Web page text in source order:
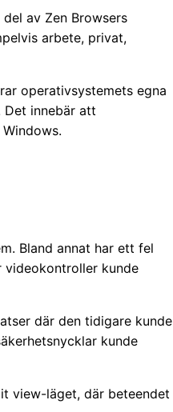
av Zen Browsers
arbete, privat,
operativsystemets egna
innebär att
Bland annat har ett fel
videokontroller kunde
där den tidigare kunde
kunde
view-läget, där beteendet